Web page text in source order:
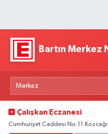
Bartın Merkez
Çalışkan Eczanesi
Cumhuriyet Caddesi No:11